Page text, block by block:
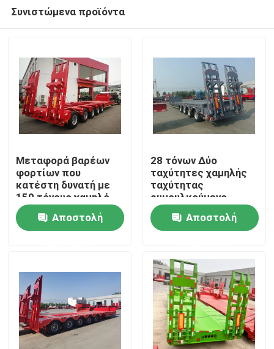
Σπίτι
Βίντεο
Περίπου εμείς
Συνιστώμενα προϊόντα
Μεταφορά βαρέων
φορτίων που
κατέστη δυνατή με
150 τόνους χαμηλό
κρεβάτι Semi-Trailer
Q345B με T700
χάλυβα κύριο δοκάρι
Αποστολή
28 τόνων Δύο
ταχύτητες χαμηλής
ταχύτητας
ρυμουλκούμενο
φορτωτή με γκρέι
προσγείωσης
12500*3000*1750mm
Αποστολή